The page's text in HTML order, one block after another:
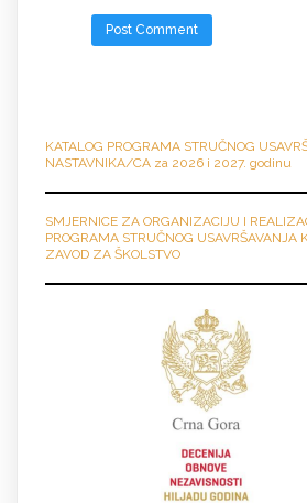
KATALOG PROGRAMA STRUČNOG
NASTAVNIKA/CA za 2026 i 2027. godinu
SMJERNICE ZA ORGANIZACIJU I
PROGRAMA STRUČNOG USAVRŠAVANJA
ZAVOD ZA ŠKOLSTVO